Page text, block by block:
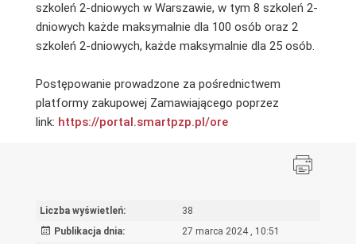
szkoleń 2-dniowych w Warszawie, w tym 8 szkoleń 2-
dniowych każde maksymalnie dla 100 osób oraz 2
szkoleń 2-dniowych, każde maksymalnie dla 25 osób.
Postępowanie prowadzone za pośrednictwem
platformy zakupowej Zamawiającego poprzez
link: https://portal.smartpzp.pl/ore
Liczba wyświetleń:
38
Publikacja dnia:
27 marca 2024 , 10:51